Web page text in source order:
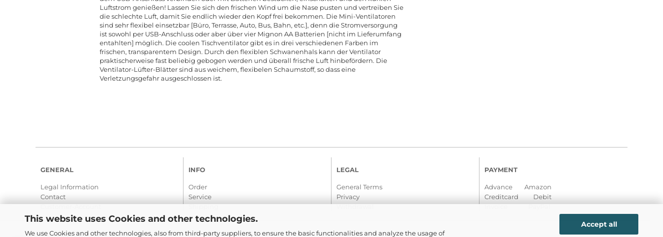
This website uses Cookies and other technologies.
We use Cookies and other technologies, also from third-party suppliers, to ensure the basic functionalities and analyze the usage of
Accept all
Luftstrom genießen! Lassen Sie sich den frischen Wind um die Nase pusten und vertreiben Sie
die schlechte Luft, damit Sie endlich wieder den Kopf frei bekommen. Die Mini-Ventilatoren
sind sehr flexibel einsetzbar [Büro, Terrasse, Auto, Bus, Bahn, etc.], denn die Stromversorgung
ist sowohl per USB-Anschluss oder aber über vier Mignon AA Batterien [nicht im Lieferumfang
entahlten] möglich. Die coolen Tischventilator gibt es in drei verschiedenen Farben im
frischen, transparentem Design. Durch den flexiblen Schwanenhals kann der Ventilator
praktischerweise fast beliebig gebogen werden und überall frische Luft hinbefördern. Die
Ventilator-Lüfter-Blätter sind aus weichem, flexibelen Schaumstoff, so dass eine
Verletzungsgefahr ausgeschlossen ist.
GENERAL
Legal Information
Contact
Customer-Account
INFO
Order
Service
Shipping
LEGAL
General Terms
Privacy
Withdrawal
PAYMENT
Advance Amazon
Creditcard Debit
Invoice PayPal